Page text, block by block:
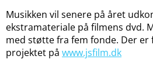
Musikken vil senere på året
ekstramateriale på filmens dvd.
med støtte fra fem fonde. Der er
projektet på www.jsfilm.dk